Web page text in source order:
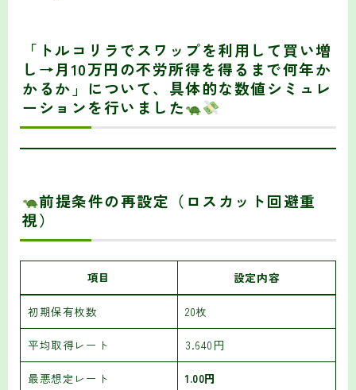
「 トルコリラでスワップを利用して買い増
し→月10万円の不労所得を得るまで何年か
かるか 」について、 具体的な数値シミュレ
ーションを行いました
前提条件の再設定（ロスカット回避重
視）
項目 設定内容
初期保有枚数 20枚
平均取得レート 3.640円
最悪想定レート 1.00円